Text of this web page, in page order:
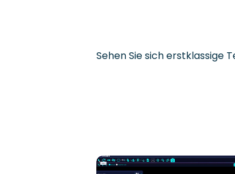
Sehen Sie sich erstklassige